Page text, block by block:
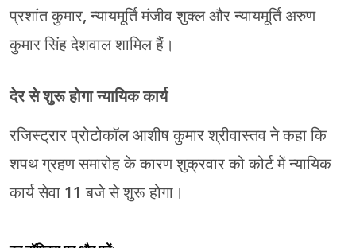
प्रशांत कुमार, न्यायमूर्ति मंजीव शुक्ल और न्यायमूर्ति अरुण
कुमार सिंह देशवाल शामिल हैं।
देर से शुरू होगा न्यायिक कार्य
रजिस्ट्रार प्रोटोकॉल आशीष कुमार श्रीवास्तव ने कहा कि
शपथ ग्रहण समारोह के कारण शुक्रवार को कोर्ट में न्यायिक
कार्य सेवा 11 बजे से शुरू होगा।